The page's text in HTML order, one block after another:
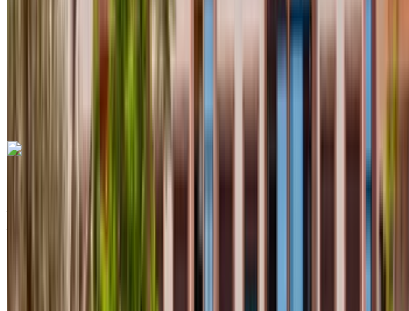
+212708889994
Dacia Duster 2023